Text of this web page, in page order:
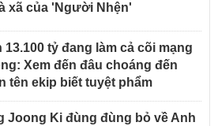
xã của 'Người Nhện'
13.100 tỷ đang làm cả cõi mạng
Xem đến đâu choáng đến
tên ekip biết tuyệt phẩm
Joong Ki đùng đùng bỏ về Anh